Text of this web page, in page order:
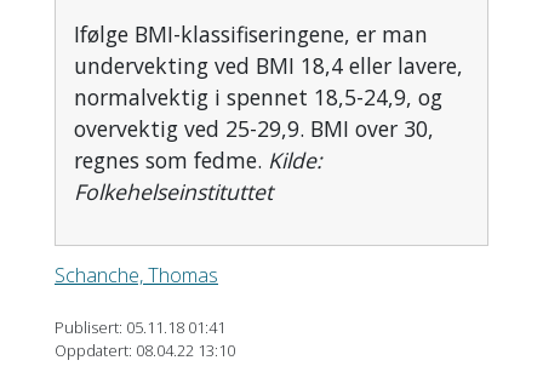
Ifølge BMI-klassifiseringene, er man
undervekting ved BMI 18,4 eller lavere,
normalvektig i spennet 18,5-24,9, og
overvektig ved 25-29,9. BMI over 30,
regnes som fedme. Kilde:
Folkehelseinstituttet
Schanche, Thomas
Publisert: 05.11.18 01:41
Oppdatert: 08.04.22 13:10